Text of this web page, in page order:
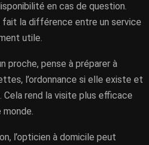
en cas de question.
fait la différence entre un service
utile.
proche, pense à préparer à
l’ordonnance si elle existe et
rend la visite plus efficace
l’opticien à domicile peut